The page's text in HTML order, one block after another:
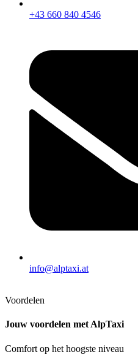
+43 660 840 4546
info@alptaxi.at
Voordelen
Jouw voordelen met AlpTaxi
Comfort op het hoogste niveau